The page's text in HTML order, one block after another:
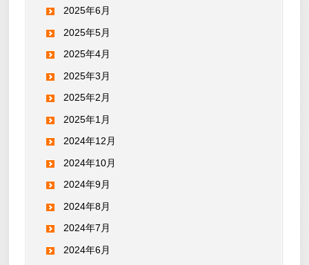
2025年6月
2025年5月
2025年4月
2025年3月
2025年2月
2025年1月
2024年12月
2024年10月
2024年9月
2024年8月
2024年7月
2024年6月